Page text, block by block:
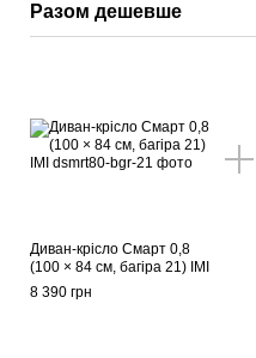
Разом дешевше
Диван-крісло Смарт 0,8
(100 × 84 см, багіра 21) IMI
8 390 грн